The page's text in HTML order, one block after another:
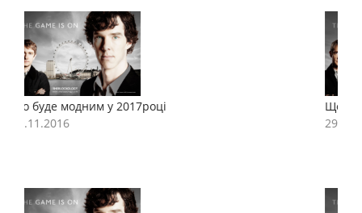
Що буде модним у 2017році
29.11.2016